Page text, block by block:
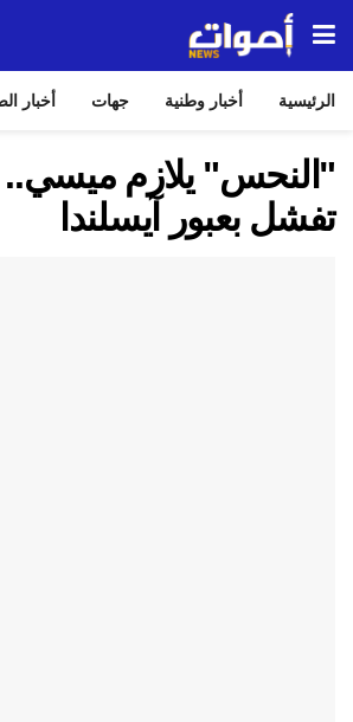
الرئيسية أخبار وطنية جهات أخبار
"النحس" يلازم ميسي..
تفشل بعبور آيسلندا